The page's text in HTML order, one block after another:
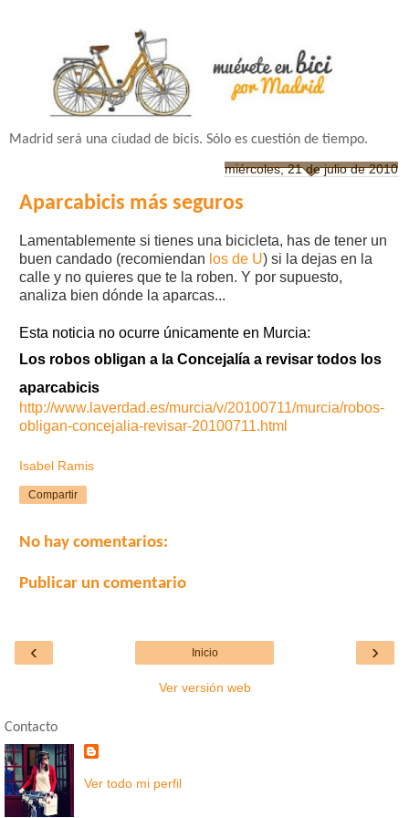
Madrid será una ciudad de bicis. Sólo es cuestión de tiempo.
miércoles, 21 de julio de 2010
Aparcabicis más seguros
Lamentablemente si tienes una bicicleta, has de tener un
buen candado (recomiendan los de U) si la dejas en la
calle y no quieres que te la roben. Y por supuesto,
analiza bien dónde la aparcas...
Esta noticia no ocurre únicamente en Murcia:
Los robos obligan a la Concejalía a revisar todos los
aparcabicis
http://www.laverdad.es/murcia/v/20100711/murcia/robos-
obligan-concejalia-revisar-20100711.html
Isabel Ramis
Compartir
No hay comentarios:
Publicar un comentario
‹ ›
Inicio
Ver versión web
Contacto
Ver todo mi perfil